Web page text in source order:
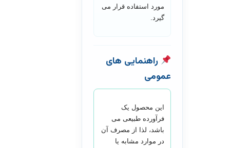
مورد استفاده قرار می
گیرد.
راهنمایی های
عمومی
این محصول یک
فرآورده طبیعی می
باشد، لذا از مصرف آن
در موارد مشابه یا